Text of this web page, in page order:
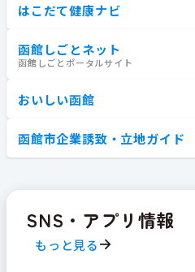
はこだて健康ナビ
函館しごとネット
函館しごとポータルサイト
おいしい函館
函館市企業誘致・立地ガイド
SNS・アプリ情報
もっと見る